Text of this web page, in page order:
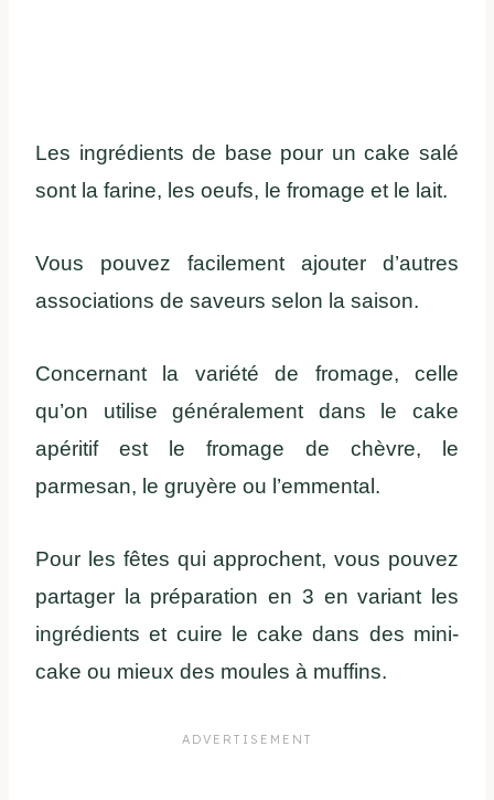
Les ingrédients de base pour un cake salé
sont la farine, les oeufs, le fromage et le lait.
Vous pouvez facilement ajouter d’autres
associations de saveurs selon la saison.
Concernant la variété de fromage, celle
qu’on utilise généralement dans le cake
apéritif est le fromage de chèvre, le
parmesan, le gruyère ou l’emmental.
Pour les fêtes qui approchent, vous pouvez
partager la préparation en 3 en variant les
ingrédients et cuire le cake dans des mini-
cake ou mieux des moules à muffins.